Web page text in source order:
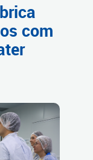
com